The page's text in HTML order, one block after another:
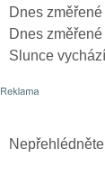
Dnes
Dnes
Slunce